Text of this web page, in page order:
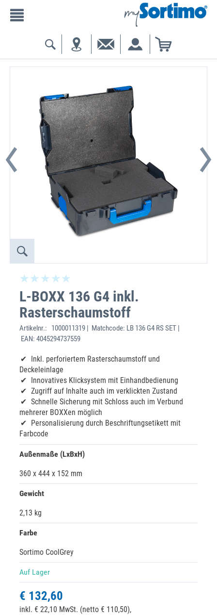
L-BOXX 136 G4 inkl.
Rasterschaumstoff
Artikelnr.:
1000011319 | Matchcode: LB 136 G4 RS SET |
EAN: 4045294737559
Inkl. perforiertem Rasterschaumstoff und
Deckeleinlage
Innovatives Klicksystem mit Einhandbedienung
Zugriff auf Inhalte auch im verklickten Zustand
Schnelle Sicherung mit Schloss auch im Verbund
mehrerer BOXXen möglich
Personalisierung durch Beschriftungsetikett mit
Farbcode
Außenmaße (LxBxH)
360 x 444 x 152 mm
Gewicht
2,13 kg
Farbe
Sortimo CoolGrey
Auf Lager
€ 132,60
inkl. € 22,10 MwSt. (netto € 110,50),